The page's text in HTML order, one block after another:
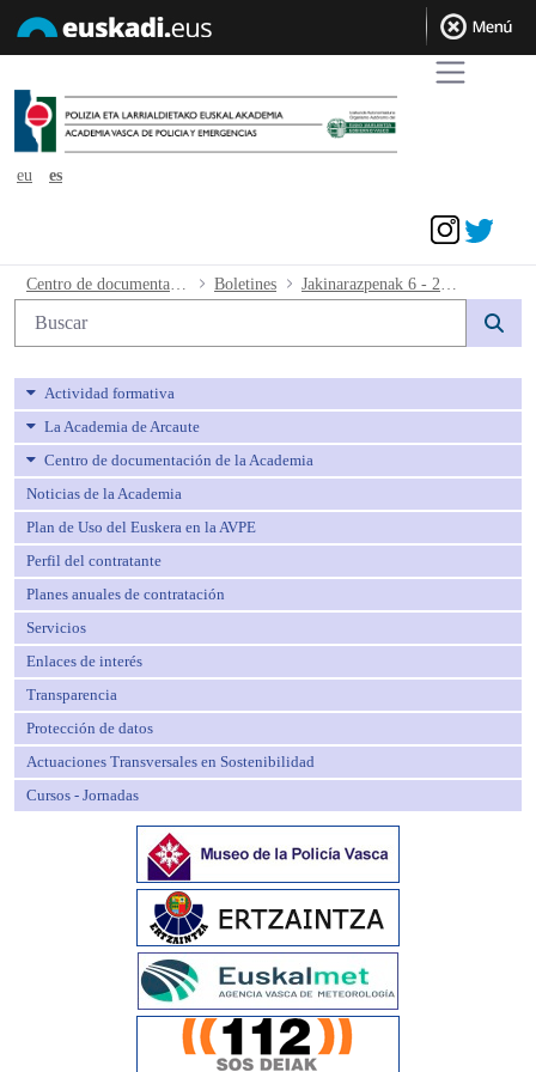
eu
es
Jakinarazpenak 6 - 2019.01.28 - avpe
Boletines
Búsqueda web
Actividad formativa
La Academia de Arcaute
Centro de documentación de la Academia
Noticias de la Academia
Plan de Uso del Euskera en la AVPE
Perfil del contratante
Planes anuales de contratación
Servicios
Enlaces de interés
Transparencia
Protección de datos
Actuaciones Transversales en Sostenibilidad
Cursos - Jornadas